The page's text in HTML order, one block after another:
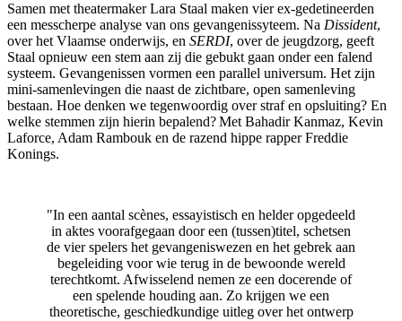
Samen met theatermaker Lara Staal maken vier ex-gedetineerden
een messcherpe analyse van ons gevangenissyteem. Na Dissident,
over het Vlaamse onderwijs, en SERDI, over de jeugdzorg, geeft
Staal opnieuw een stem aan zij die gebukt gaan onder een falend
systeem. Gevangenissen vormen een parallel universum. Het zijn
mini-samenlevingen die naast de zichtbare, open samenleving
bestaan. Hoe denken we tegenwoordig over straf en opsluiting? En
welke stemmen zijn hierin bepalend? Met Bahadir Kanmaz, Kevin
Laforce, Adam Rambouk en de razend hippe rapper Freddie
Konings.
"In een aantal scènes, essayistisch en helder opgedeeld
in aktes voorafgegaan door een (tussen)titel, schetsen
de vier spelers het gevangeniswezen en het gebrek aan
begeleiding voor wie terug in de bewoonde wereld
terechtkomt. Afwisselend nemen ze een docerende of
een spelende houding aan. Zo krijgen we een
theoretische, geschiedkundige uitleg over het ontwerp